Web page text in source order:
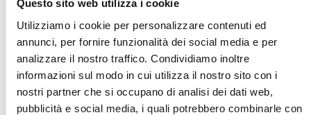
Questo sito web utilizza i cookie
Utilizziamo i cookie per personalizzare contenuti ed
annunci, per fornire funzionalità dei social media e per
analizzare il nostro traffico. Condividiamo inoltre
informazioni sul modo in cui utilizza il nostro sito con i
nostri partner che si occupano di analisi dei dati web,
pubblicità e social media, i quali potrebbero combinarle con
Ruderi
Sommerso
Sunia
Trasferimenti
Treviso
Valore Case